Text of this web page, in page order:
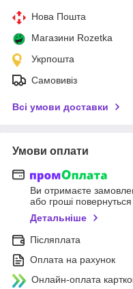
Нова Пошта
Магазини Rozetka
Укрпошта
Самовивіз
Всі умови доставки
Умови оплати
Ви отримаєте
або гроші
Детальніше
Післяплата
Оплата на рахунок
Онлайн-оплата